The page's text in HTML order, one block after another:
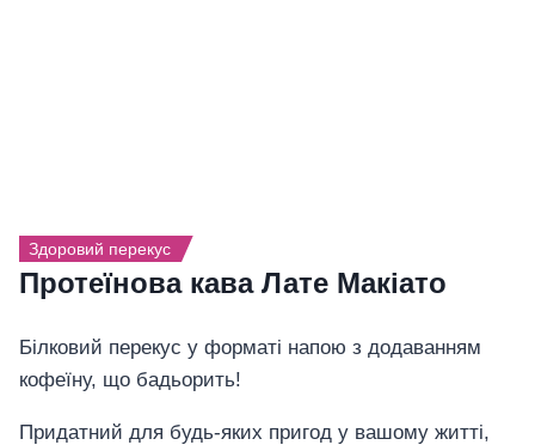
Здоровий перекус
Протеїнова кава Лате Макіато
Білковий перекус у форматі напою з додаванням
кофеїну, що бадьорить!
Придатний для будь-яких пригод у вашому житті,